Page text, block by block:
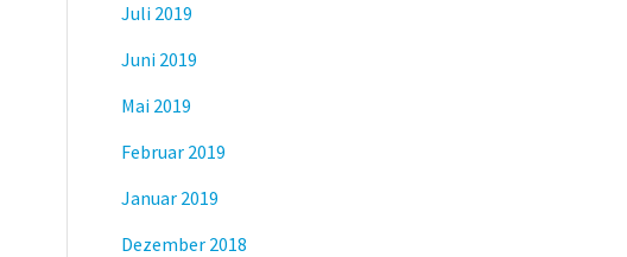
Juli 2019
Juni 2019
Mai 2019
Februar 2019
Januar 2019
Dezember 2018